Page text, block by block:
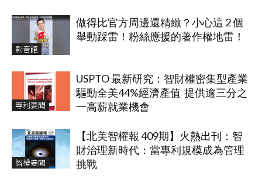
影音館
做得比官方周邊還精緻？小心這 2 個
舉動踩雷！粉絲應援的著作權地雷！
專利要聞
USPTO 最新研究：智財權密集型產業
驅動全美44%經濟產值 提供逾三分之
一高薪就業機會
智權要聞
【北美智權報 409期】火熱出刊：智
財治理新時代：當專利規模成為管理
挑戰